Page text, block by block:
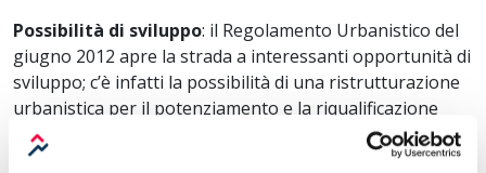
Possibilità di sviluppo: il Regolamento Urbanistico del
giugno 2012 apre la strada a interessanti opportunità di
sviluppo; c’è infatti la possibilità di una ristrutturazione
urbanistica per il potenziamento e la riqualificazione
dell’area e delle attività attualmente presenti, oltre che
per la realizzazione di nuova ricettività e di attività